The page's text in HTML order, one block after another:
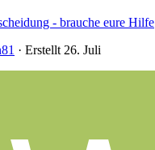
- brauche eure Hilfe
· Erstellt 26. Juli